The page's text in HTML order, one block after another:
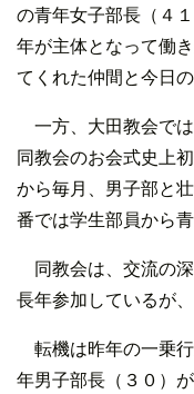
の青年女子部長（４
年が主体となって働
てくれた仲間と今日
一方、大田教会で
同教会のお会式史上
から毎月、男子部と
番では学生部員から
同教会は、交流の
長年参加しているが
転機は昨年の一乗
年男子部長（３０）